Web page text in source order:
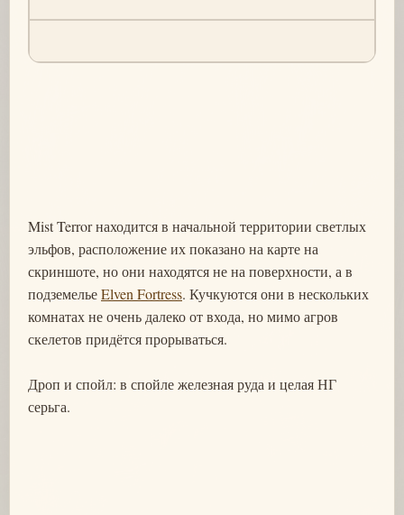
Mist Terror находится в начальной территории светлых
эльфов, расположение их показано на карте на
скриншоте, но они находятся не на поверхности, а в
подземельеElven Fortress. Кучкуются они в нескольких
комнатах не очень далеко от входа, но мимо агров
скелетов придётся прорываться.
Дроп и спойл: в спойле железная руда и целая НГ
серьга.